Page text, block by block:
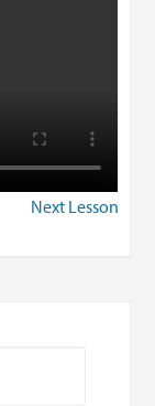
Next Lesson